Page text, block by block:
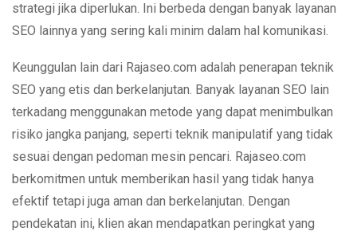
strategi jika diperlukan. Ini berbeda dengan banyak layanan
SEO lainnya yang sering kali minim dalam hal komunikasi.
Keunggulan lain dari Rajaseo.com adalah penerapan teknik
SEO yang etis dan berkelanjutan. Banyak layanan SEO lain
terkadang menggunakan metode yang dapat menimbulkan
risiko jangka panjang, seperti teknik manipulatif yang tidak
sesuai dengan pedoman mesin pencari. Rajaseo.com
berkomitmen untuk memberikan hasil yang tidak hanya
efektif tetapi juga aman dan berkelanjutan. Dengan
pendekatan ini, klien akan mendapatkan peringkat yang